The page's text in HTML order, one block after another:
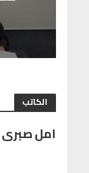
الكاتب
امل صبرى